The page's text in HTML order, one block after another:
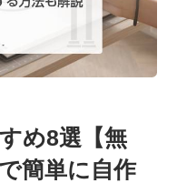
め8選【無
簡単に自作